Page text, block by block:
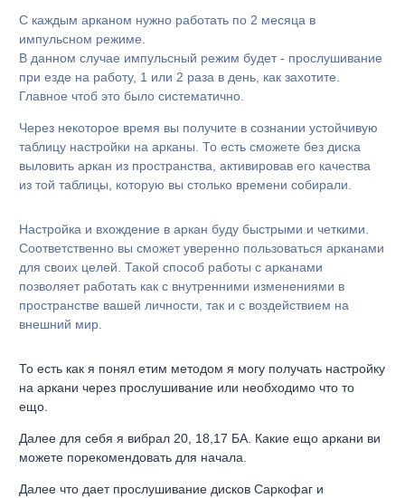
С каждым арканом нужно работать по 2 месяца в
импульсном режиме.
В данном случае импульсный режим будет - прослушивание
при езде на работу, 1 или 2 раза в день, как захотите.
Главное чтоб это было систематично.
Через некоторое время вы получите в сознании устойчивую
таблицу настройки на арканы. То есть сможете без диска
выловить аркан из пространства, активировав его качества
из той таблицы, которую вы столько времени собирали.
Настройка и вхождение в аркан буду быстрыми и четкими.
Соответственно вы сможет уверенно пользоваться арканами
для своих целей. Такой способ работы с арканами
позволяет работать как с внутренними изменениями в
пространстве вашей личности, так и с воздействием на
внешний мир.
То есть как я понял етим методом я могу получать настройку
на аркани через прослушивание или необходимо что то
ещо.
Далее для себя я вибрал 20, 18,17 БА. Какие ещо аркани ви
можете порекомендовать для начала.
Далее что дает прослушивание дисков Саркофаг и